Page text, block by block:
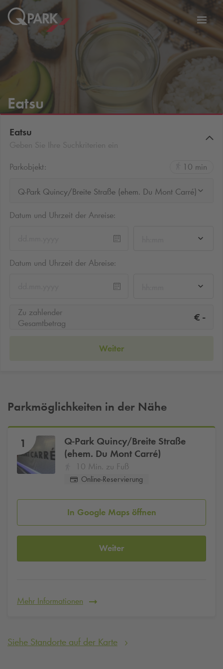
Zur
Eatsu
Eatsu
Parkobjekt:
10 min
Q-Park Quincy/Breite Straße (ehem. Du Mont Carré)
Datum und Uhrzeit der Anreise:
Datum und Uhrzeit der Abreise:
Zu zahlender
Gesamtbetrag
€ -
Weiter
Parkmöglichkeiten in der Nähe
1 Q-Park Quincy/Breite Straße
(ehem. Du Mont Carré)
10 Min. zu Fuß
Online-Reservierung
In Google Maps öffnen
Weiter
Mehr Informationen
Siehe Standorte auf der Karte